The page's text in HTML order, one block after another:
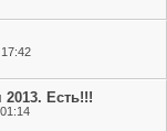
2013. Есть!!!